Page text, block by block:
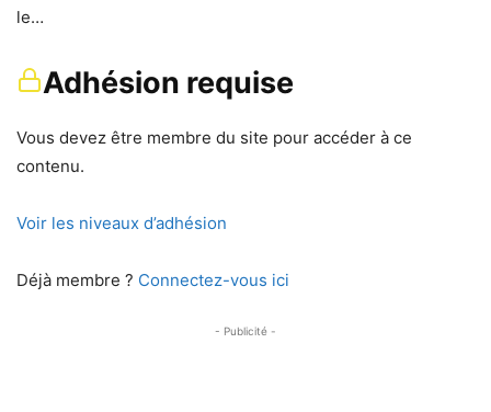
le…
Adhésion requise
Vous devez être membre du site pour accéder à ce
contenu.
Voir les niveaux d’adhésion
Déjà membre ? Connectez-vous ici
- Publicité -